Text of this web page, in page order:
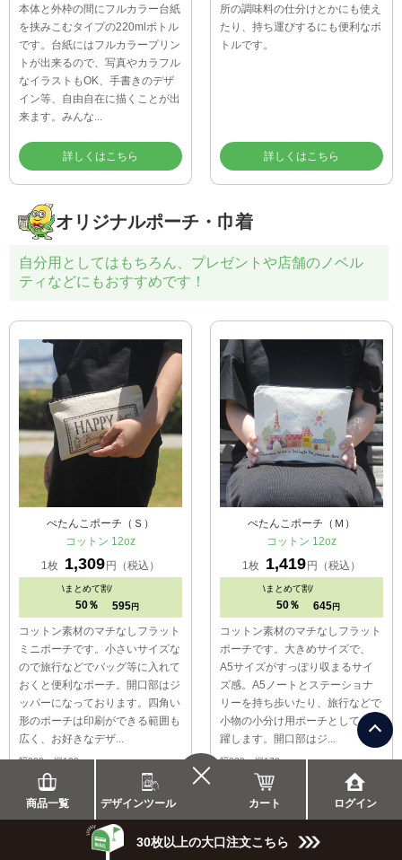
商品一覧 デザインツール カート ログイン
30枚以上の大口注文こちら
本体と外枠の間にフルカラー台紙
を挟みこむタイプの220mlボトル
です。台紙にはフルカラープリン
トが出来るので、写真やカラフル
なイラストもOK、手書きのデザ
イン等、自由自在に描くことが出
来ます。みんな...
詳しくはこちら
所の調味料の仕分けとかにも使え
たり、持ち運びするにも便利なボ
トルです。
詳しくはこちら
オリジナルポーチ・巾着
自分用としてはもちろん、プレゼントや店舗のノベル
ティなどにもおすすめです！
ぺたんこポーチ（Ｓ）
コットン 12oz
1枚
1,309 円（税込）
\まとめて割/
50％ 595 円
コットン素材のマチなしフラット
ミニポーチです。小さいサイズな
ので旅行などでバッグ等に入れて
おくと便利なポーチ。開口部はジ
ッパーになっております。四角い
形のポーチは印刷ができる範囲も
広く、お好きなデザ...
幅200 x 縦120mm
ぺたんこポーチ（Ｍ）
コットン 12oz
1枚
1,419 円（税込）
\まとめて割/
50％ 645 円
コットン素材のマチなしフラット
ポーチです。大きめサイズで、
A5サイズがすっぽり収まるサイ
ズ感。A5ノートとステーショナ
リーを持ち歩いたり、旅行などで
小物の小分け用ポーチとしても活
躍します。開口部はジ...
幅230 x 縦170mm
詳しくはこちら